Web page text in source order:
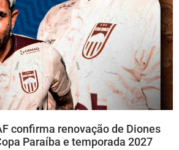
confirma renovação de Diones
Paraíba e temporada 2027